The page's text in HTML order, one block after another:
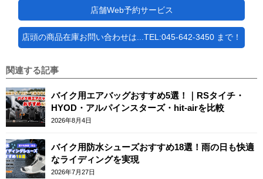
店舗Web予約サービス
店頭の商品在庫お問い合わせは...TEL:045-642-3450 まで！
関連する記事
バイク用エアバッグおすすめ5選！｜RSタイチ・
HYOD・アルパインスターズ・hit-airを比較
2026年8月4日
バイク用防水シューズおすすめ18選！雨の日も快適
なライディングを実現
2026年7月27日